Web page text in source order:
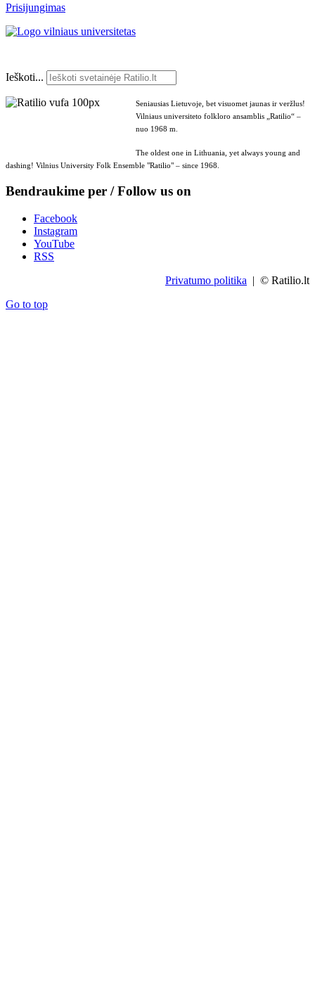
Prisijungimas
Ieškoti...
Seniausias Lietuvoje, bet visuomet jaunas ir veržlus!
Vilniaus universiteto folkloro ansamblis „Ratilio“ –
nuo 1968 m.
The oldest one in Lithuania, yet always young and
dashing! Vilnius University Folk Ensemble "Ratilio" – since 1968.
Bendraukime per / Follow us on
Facebook
Instagram
YouTube
RSS
Privatumo politika | © Ratilio.lt
Go to top